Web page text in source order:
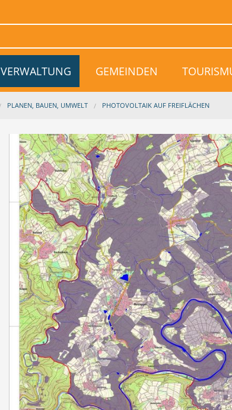
VERWALTUNG GEMEINDEN
PLANEN, BAUEN, UMWELT PHOTOVOLTAIK AUF FREIFLÄCHEN